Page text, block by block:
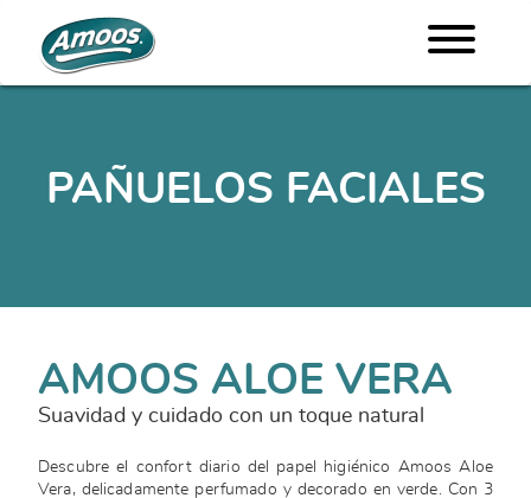
PAÑUELOS FACIALES
AMOOS ALOE VERA
Suavidad y cuidado con un toque natural
Descubre el confort diario del papel higiénico Amoos Aloe
Vera, delicadamente perfumado y decorado en verde. Con 3